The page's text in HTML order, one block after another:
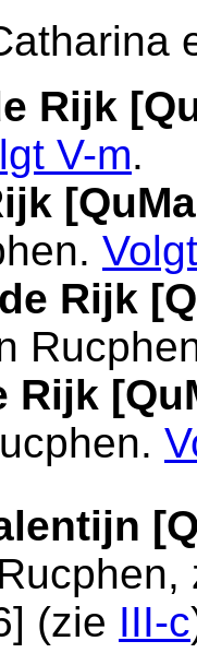
Rijk
V-m.
.
Rijk
Rijk
.
Rucphen,
(zie III-c